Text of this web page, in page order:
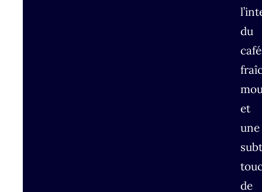
du
café
et
une
de